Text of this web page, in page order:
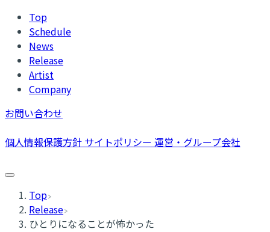
Top
Schedule
News
Release
Artist
Company
お問い合わせ
個人情報保護方針 サイトポリシー 運営・グループ会社
Top
Release
ひとりになることが怖かった